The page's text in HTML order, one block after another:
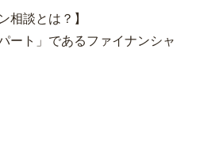
相談とは？】
ート」であるファイナンシャ